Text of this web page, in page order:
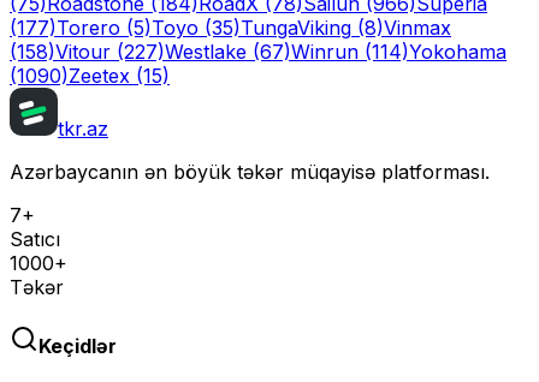
(177)Torero (5)Toyo (35)TungaViking (8)Vinmax
(158)Vitour (227)Westlake (67)Winrun (114)Yokohama
(1090)Zeetex (15)
tkr.az
Azərbaycanın ən böyük təkər müqayisə platforması.
7+
Satıcı
1000+
Təkər
Keçidlər